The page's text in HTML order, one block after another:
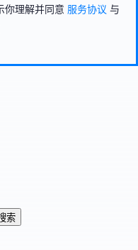
你理解并同意 服务协议 与